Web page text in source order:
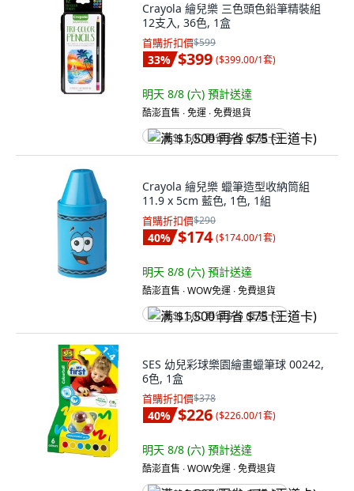
Crayola 繪兒樂 三色頭色鉛筆精裝組
12支入, 36色, 1盒
首購折扣價$599
33% $399 ($399.00/1套)
明天 8/8 (六) 預計送達
酷澎直售 ∙ 免運 ∙ 免費退貨
满 $1,500 再省 $75 (王道卡)
Crayola 繪兒樂 蠟筆造型收納筒組
11.9 x 5cm 藍色, 1色, 1組
首購折扣價$290
40% $174 ($174.00/1套)
明天 8/8 (六) 預計送達
酷澎直售 ∙ WOW免運 ∙ 免費退貨
满 $1,500 再省 $75 (王道卡)
SES 幼兒彩球樂園繪畫蠟筆球 00242,
6色, 1盒
首購折扣價$378
40% $226 ($226.00/1套)
明天 8/8 (六) 預計送達
酷澎直售 ∙ WOW免運 ∙ 免費退貨